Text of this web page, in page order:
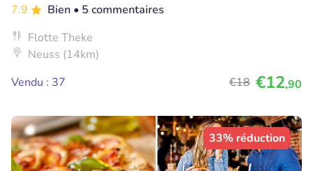
7.9
Bien • 5 commentaires
Flotte Theke
Neuss (14km)
Vendu : 37
€18 €12,90
33% réduction